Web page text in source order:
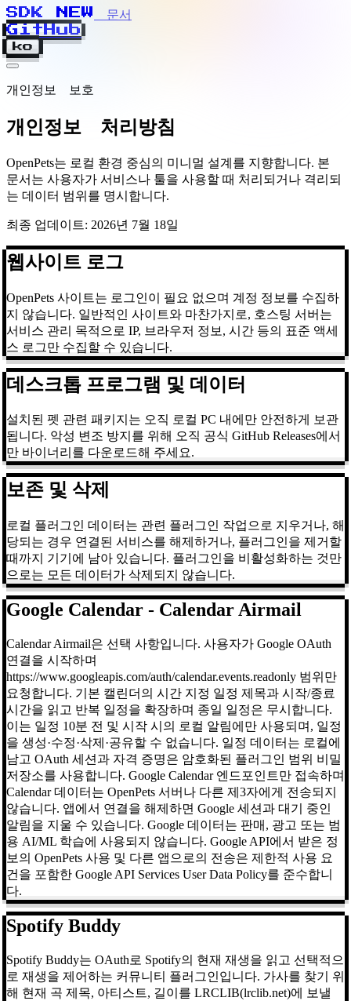
SDK N E W
문서
GitHub
ko
개인정보 보호
개인정보 처리방침
OpenPets는 로컬 환경 중심의 미니멀 설계를 지향합니다. 본
문서는 사용자가 서비스나 툴을 사용할 때 처리되거나 격리되
는 데이터 범위를 명시합니다.
최종 업데이트: 2026년 7월 18일
웹사이트 로그
OpenPets 사이트는 로그인이 필요 없으며 계정 정보를 수집하
지 않습니다. 일반적인 사이트와 마찬가지로, 호스팅 서버는
서비스 관리 목적으로 IP, 브라우저 정보, 시간 등의 표준 액세
스 로그만 수집할 수 있습니다.
데스크톱 프로그램 및 데이터
설치된 펫 관련 패키지는 오직 로컬 PC 내에만 안전하게 보관
됩니다. 악성 변조 방지를 위해 오직 공식 GitHub Releases에서
만 바이너리를 다운로드해 주세요.
보존 및 삭제
로컬 플러그인 데이터는 관련 플러그인 작업으로 지우거나, 해
당되는 경우 연결된 서비스를 해제하거나, 플러그인을 제거할
때까지 기기에 남아 있습니다. 플러그인을 비활성화하는 것만
으로는 모든 데이터가 삭제되지 않습니다.
Google Calendar - Calendar Airmail
Calendar Airmail은 선택 사항입니다. 사용자가 Google OAuth
연결을 시작하며
https://www.googleapis.com/auth/calendar.events.readonly 범위만
요청합니다. 기본 캘린더의 시간 지정 일정 제목과 시작/종료
시간을 읽고 반복 일정을 확장하며 종일 일정은 무시합니다.
이는 일정 10분 전 및 시작 시의 로컬 알림에만 사용되며, 일정
을 생성·수정·삭제·공유할 수 없습니다. 일정 데이터는 로컬에
남고 OAuth 세션과 자격 증명은 암호화된 플러그인 범위 비밀
저장소를 사용합니다. Google Calendar 엔드포인트만 접속하며
Calendar 데이터는 OpenPets 서버나 다른 제3자에게 전송되지
않습니다. 앱에서 연결을 해제하면 Google 세션과 대기 중인
알림을 지울 수 있습니다. Google 데이터는 판매, 광고 또는 범
용 AI/ML 학습에 사용되지 않습니다. Google API에서 받은 정
보의 OpenPets 사용 및 다른 앱으로의 전송은 제한적 사용 요
건을 포함한 Google API Services User Data Policy를 준수합니
다.
Spotify Buddy
Spotify Buddy는 OAuth로 Spotify의 현재 재생을 읽고 선택적으
로 재생을 제어하는 커뮤니티 플러그인입니다. 가사를 찾기 위
해 현재 곡 제목, 아티스트, 길이를 LRCLIB(lrclib.net)에 보낼